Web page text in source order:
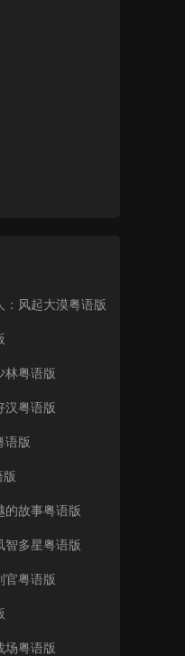
：风起大漠粤语版
林粤语版
汉粤语版
语版
的故事粤语版
智多星粤语版
官粤语版
场粤语版